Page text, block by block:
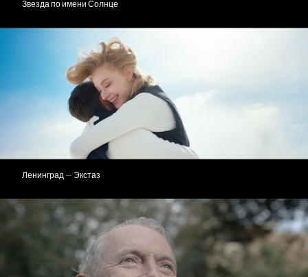
Звезда по имени Солнце
Ленинград — Экстаз